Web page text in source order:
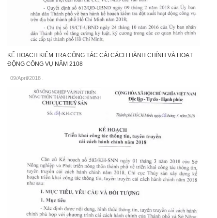
KẾ HOẠCH KIỂM TRA CÔNG TÁC CẢI CÁCH HÀNH CHÍNH VÀ HOẠT
ĐỘNG CÔNG VỤ NĂM 2108
09/April/2018